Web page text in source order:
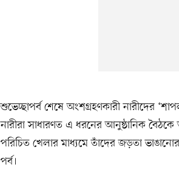
শুভেচ্ছাপর্ব শেষে অংশগ্রহণকারী নারীদের
নারীরা সাধারণত এ ধরনের আনুষ্ঠানিক
পরিচিত খেলার মাধ্যমে তাঁদের জড়তা
পর্ব।